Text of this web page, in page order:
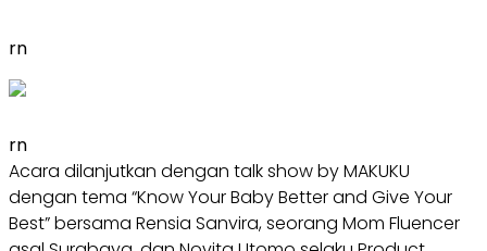
rn
rn
Acara dilanjutkan dengan talk show by MAKUKU
dengan tema “Know Your Baby Better and Give Your
Best” bersama Rensia Sanvira, seorang Mom Fluencer